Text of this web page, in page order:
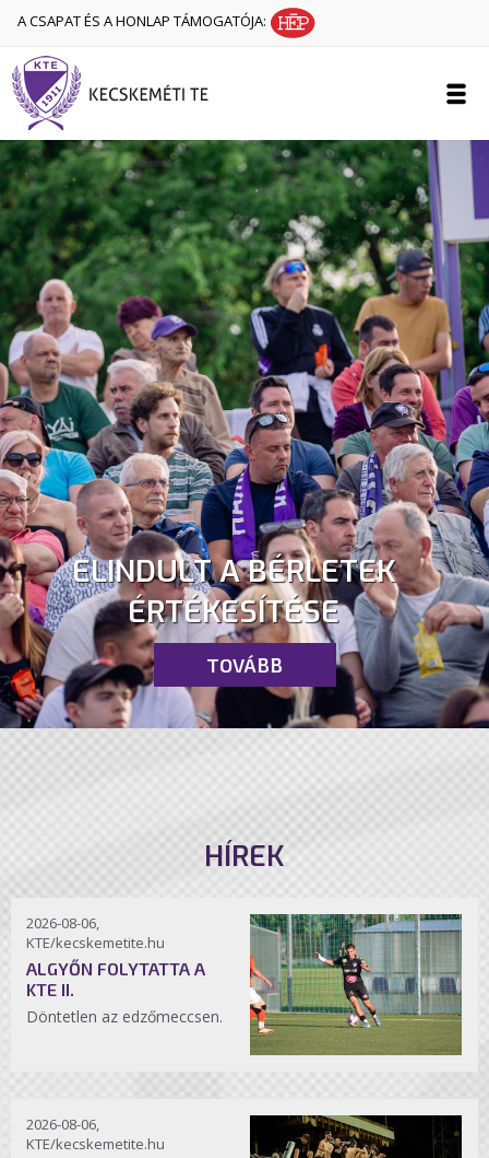
A CSAPAT ÉS A HONLAP TÁMOGATÓJA:
ELINDULT A BÉRLETEK
ÉRTÉKESÍTÉSE
TOVÁBB
HÍREK
2026-08-06,
KTE/kecskemetite.hu
ALGYŐN FOLYTATTA A
KTE II.
Döntetlen az edzőmeccsen.
2026-08-06,
KTE/kecskemetite.hu